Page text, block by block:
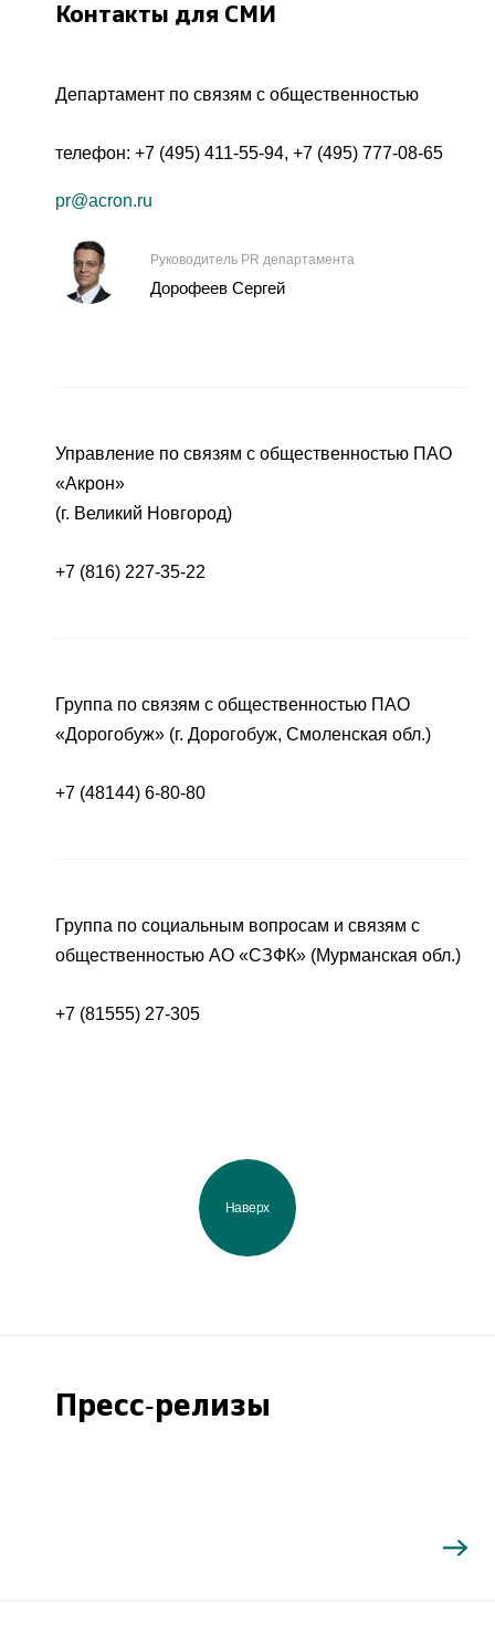
Контакты для СМИ
Департамент по связям с общественностью
телефон: +7 (495) 411-55-94, +7 (495) 777-08-65
pr@acron.ru
Руководитель PR департамента
Дорофеев Сергей
Управление по связям с общественностью ПАО
«Акрон»
(г. Великий Новгород)
+7 (816) 227-35-22
Группа по связям с общественностью ПАО
«Дорогобуж» (г. Дорогобуж, Смоленская обл.)
+7 (48144) 6-80-80
Группа по социальным вопросам и связям с
общественностью АО «СЗФК» (Мурманская обл.)
+7 (81555) 27-305
Наверх
Пресс-релизы